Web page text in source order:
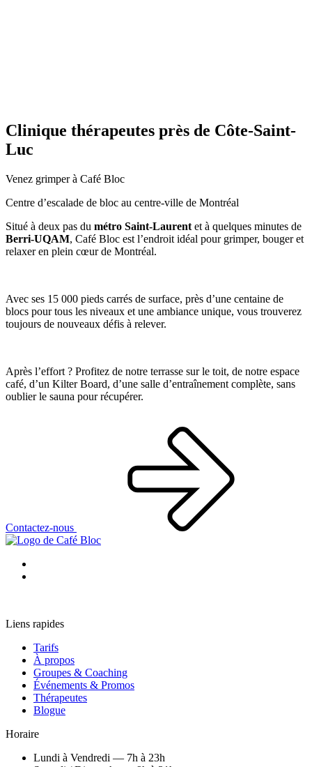
Clinique thérapeutes près de Côte-Saint-
Luc
Venez grimper à Café Bloc
Centre d’escalade de bloc au centre-ville de Montréal
Situé à deux pas du métro Saint-Laurent et à quelques minutes de
Berri-UQAM, Café Bloc est l’endroit idéal pour grimper, bouger et
relaxer en plein cœur de Montréal.
Avec ses 15 000 pieds carrés de surface, près d’une centaine de
blocs pour tous les niveaux et une ambiance unique, vous trouverez
toujours de nouveaux défis à relever.
Après l’effort ? Profitez de notre terrasse sur le toit, de notre espace
café, d’un Kilter Board, d’une salle d’entraînement complète, sans
oublier le sauna pour récupérer.
Contactez-nous
Liens rapides
Tarifs
À propos
Groupes & Coaching
Événements & Promos
Thérapeutes
Blogue
Horaire
Lundi à Vendredi — 7h à 23h